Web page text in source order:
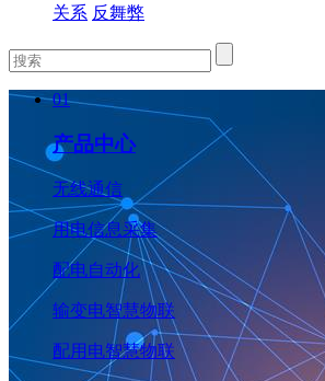
关系 反舞弊
01
产品中心
无线通信
用电信息采集
配电自动化
输变电智慧物联
配用电智慧物联